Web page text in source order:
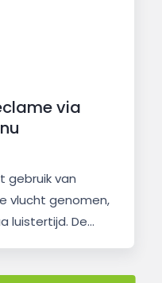
via
gebruik van
vlucht genomen,
luistertijd. De...